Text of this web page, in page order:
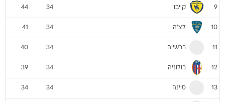
9 קייבו 34
44
10 לצ'ה 34
41
11 ברשייה 34
40
12 בולוניה 34
39
13 סיינה 34
34